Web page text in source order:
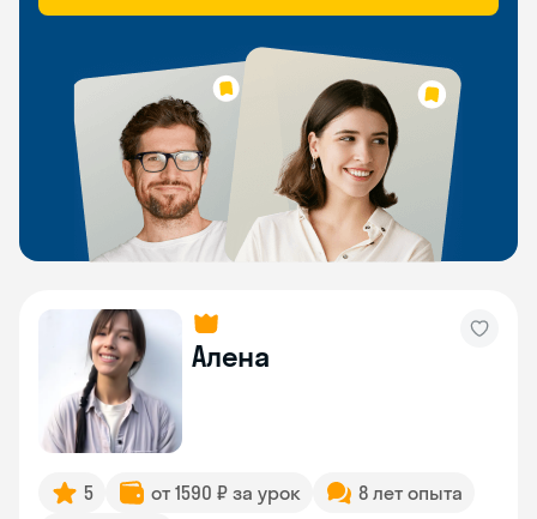
Алена
5 от 1590 ₽ за урок 8 лет опыта